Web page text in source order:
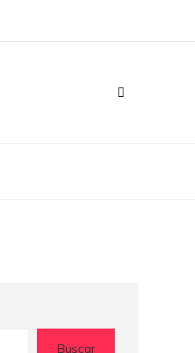
Buscar